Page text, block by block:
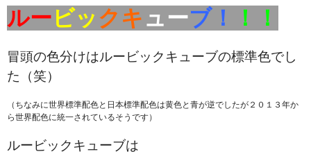
ルービッ クキューブ！ ！！
冒頭の色分けはルービックキューブの標準色でし
た（笑）
（ちなみに世界標準配色と日本標準配色は黄色と青が逆でしたが２０１３年か
ら世界配色に統一されているそうです）
ルービックキューブは